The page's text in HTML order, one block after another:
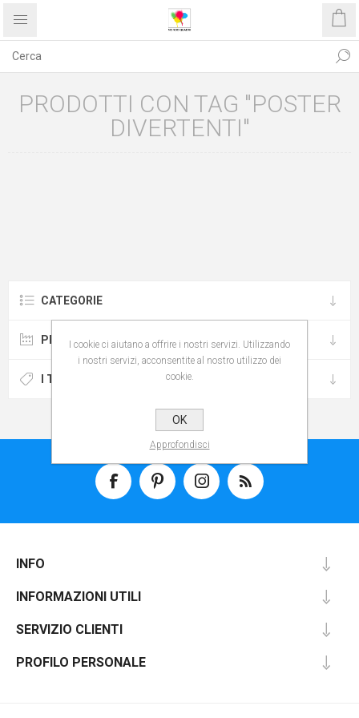
PRODOTTI CON TAG "POSTER
DIVERTENTI"
CATEGORIE
PRODUTTORI
I TAG PIÙ POPOLARI
INFO
INFORMAZIONI UTILI
SERVIZIO CLIENTI
PROFILO PERSONALE
I cookie ci aiutano a offrire i nostri servizi. Utilizzando
i nostri servizi, acconsentite al nostro utilizzo dei
cookie.
OK
Approfondisci